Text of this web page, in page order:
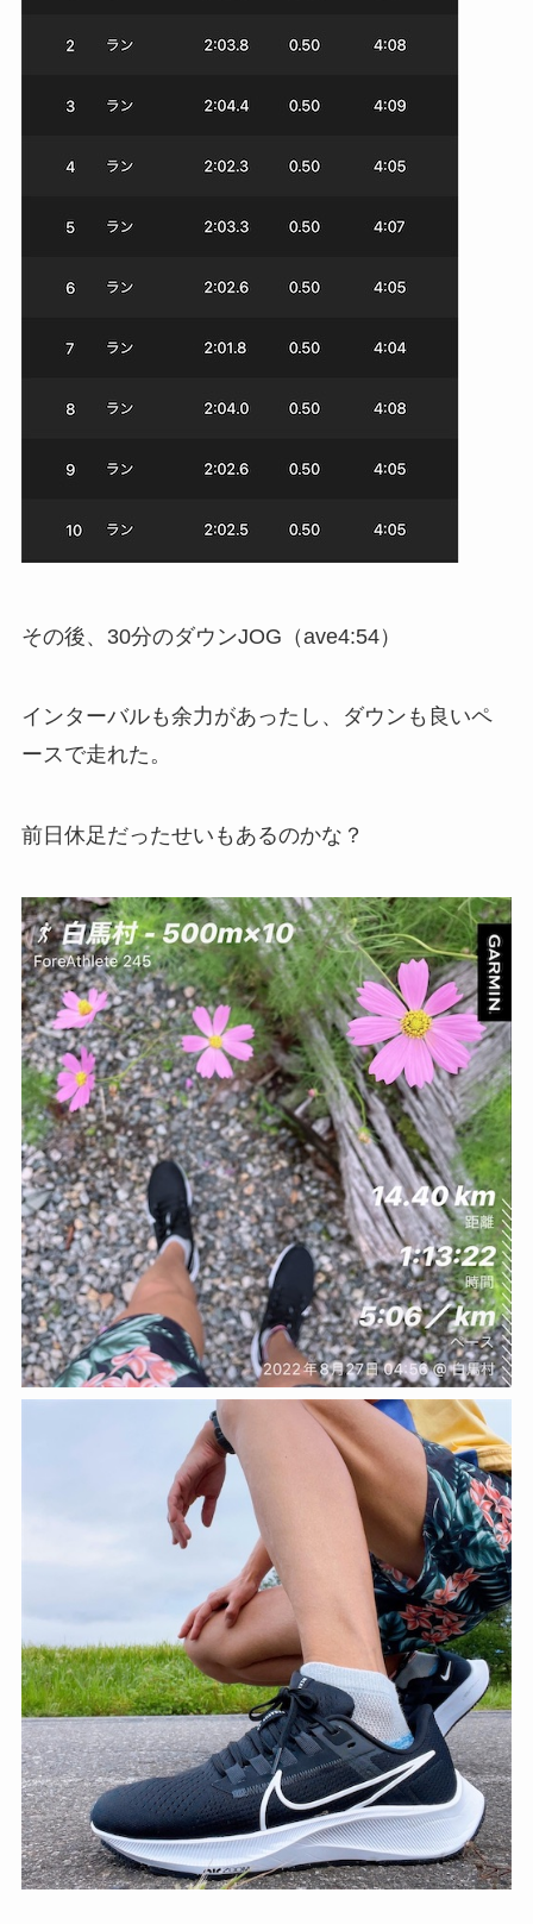
その後、30分のダウンJOG（ave4:54）
インターバルも余力があったし、ダウンも良いペ
ースで走れた。
前日休足だったせいもあるのかな？